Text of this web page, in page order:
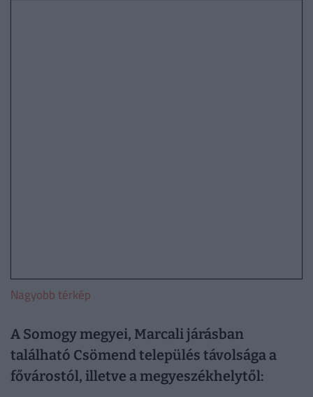
Nagyobb térkép
A Somogy megyei, Marcali járásban
található Csömend település távolsága a
fővárostól, illetve a megyeszékhelytől: